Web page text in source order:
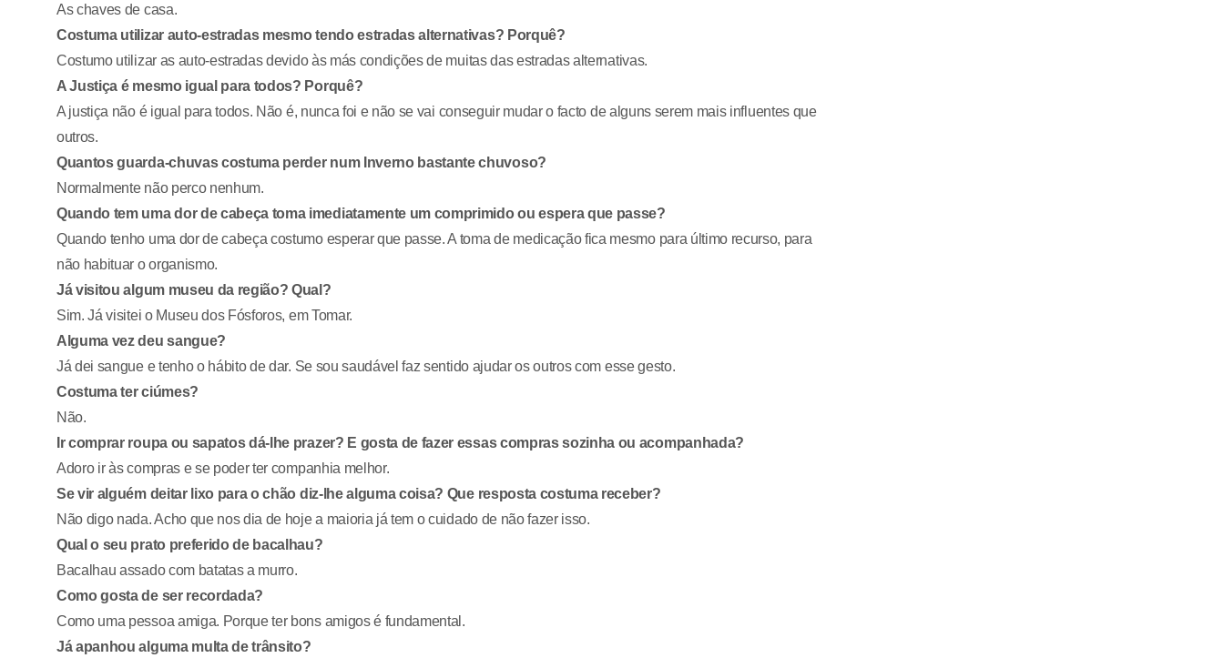
As chaves de casa.
Costuma utilizar auto-estradas mesmo tendo estradas alternativas? Porquê?
Costumo utilizar as auto-estradas devido às más condições de muitas das estradas alternativas.
A Justiça é mesmo igual para todos? Porquê?
A justiça não é igual para todos. Não é, nunca foi e não se vai conseguir mudar o facto de alguns serem mais influentes que
outros.
Quantos guarda-chuvas costuma perder num Inverno bastante chuvoso?
Normalmente não perco nenhum.
Quando tem uma dor de cabeça toma imediatamente um comprimido ou espera que passe?
Quando tenho uma dor de cabeça costumo esperar que passe. A toma de medicação fica mesmo para último recurso, para
não habituar o organismo.
Já visitou algum museu da região? Qual?
Sim. Já visitei o Museu dos Fósforos, em Tomar.
Alguma vez deu sangue?
Já dei sangue e tenho o hábito de dar. Se sou saudável faz sentido ajudar os outros com esse gesto.
Costuma ter ciúmes?
Não.
Ir comprar roupa ou sapatos dá-lhe prazer? E gosta de fazer essas compras sozinha ou acompanhada?
Adoro ir às compras e se poder ter companhia melhor.
Se vir alguém deitar lixo para o chão diz-lhe alguma coisa? Que resposta costuma receber?
Não digo nada. Acho que nos dia de hoje a maioria já tem o cuidado de não fazer isso.
Qual o seu prato preferido de bacalhau?
Bacalhau assado com batatas a murro.
Como gosta de ser recordada?
Como uma pessoa amiga. Porque ter bons amigos é fundamental.
Já apanhou alguma multa de trânsito?